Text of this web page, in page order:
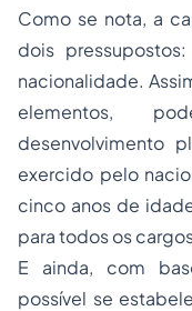
Como se nota, a
dois
nacionalidade.
elementos,
desenvolvimento
exercido pelo
cinco anos de
para todos os
E ainda, com
possível se